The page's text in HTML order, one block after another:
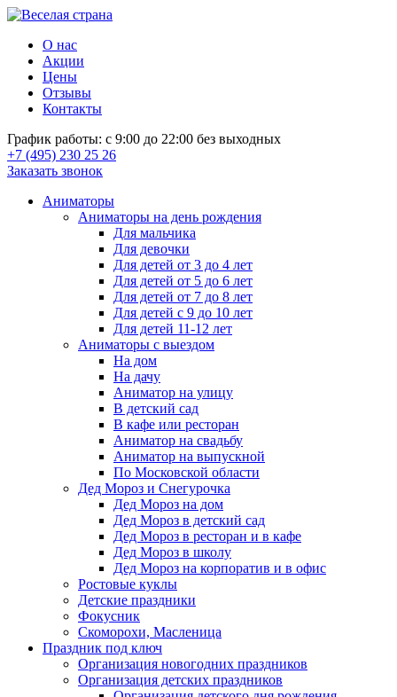
О нас
Акции
Цены
Отзывы
Контакты
График работы: с 9:00 до 22:00 без выходных
+7 (495) 230 25 26
Заказать звонок
Аниматоры
Аниматоры на день рождения
Для мальчика
Для девочки
Для детей от 3 до 4 лет
Для детей от 5 до 6 лет
Для детей от 7 до 8 лет
Для детей с 9 до 10 лет
Для детей 11-12 лет
Аниматоры с выездом
На дом
На дачу
Аниматор на улицу
В детский сад
В кафе или ресторан
Аниматор на свадьбу
Аниматор на выпускной
По Московской области
Дед Мороз и Снегурочка
Дед Мороз на дом
Дед Мороз в детский сад
Дед Мороз в ресторан и в кафе
Дед Мороз в школу
Дед Мороз на корпоратив и в офис
Ростовые куклы
Детские праздники
Фокусник
Скоморохи, Масленица
Праздник под ключ
Организация новогодних праздников
Организация детских праздников